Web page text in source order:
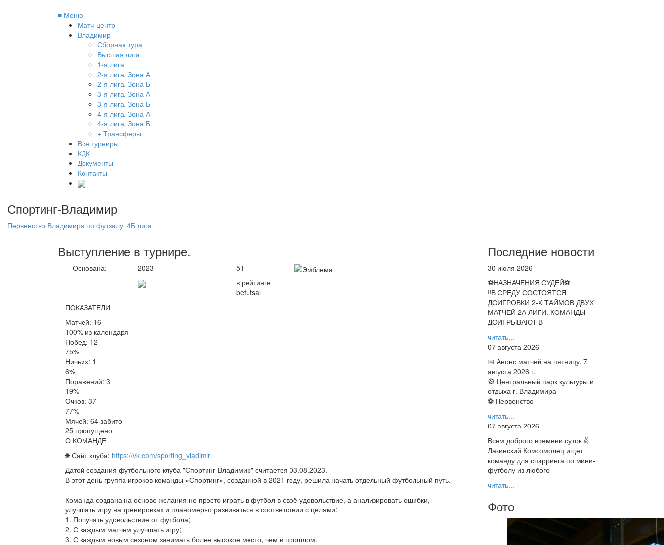
≡ Меню
Матч-центр
Владимир
Сборная тура
Высшая лига
1-я лига
2-я лига. Зона А
2-я лига. Зона Б
3-я лига. Зона А
3-я лига. Зона Б
4-я лига. Зона А
4-я лига. Зона Б
+ Трансферы
Все турниры
КДК
Документы
Контакты
Спортинг-Владимир
Первенство Владимира по футзалу. 4Б лига
Выступление в турнире.
Основана: 2023
51
в рейтинге
befutsal
ПОКАЗАТЕЛИ
Матчей: 16
100% из календаря
Побед: 12
75%
Ничьих: 1
6%
Поражений: 3
19%
Очков: 37
77%
Мячей: 64 забито
25 пропущено
О КОМАНДЕ
🌐 Сайт клуба: https://vk.com/sporting_vladimir
Датой создания футбольного клуба "Спортинг-Владимир" считается 03.08.2023.
В этот день группа игроков команды «Спортинг», созданной в 2021 году, решила начать отдельный футбольный путь.
Команда создана на основе желания не просто играть в футбол в своё удовольствие, а анализировать ошибки,
улучшать игру на тренировках и планомерно развиваться в соответствии с целями:
1. Получать удовольствие от футбола;
2. С каждым матчем улучшать игру;
3. С каждым новым сезоном занимать более высокое место, чем в прошлом.
Последние новости
30 июля 2026
⚽НАЗНАЧЕНИЯ СУДЕЙ⚽
‼В СРЕДУ СОСТОЯТСЯ
ДОИГРОВКИ 2-Х ТАЙМОВ ДВУХ
МАТЧЕЙ 2А ЛИГИ. КОМАНДЫ
ДОИГРЫВАЮТ В
читать...
07 августа 2026
📅 Анонс матчей на пятницу, 7
августа 2026 г.
🎡 Центральный парк культуры и
отдыха г. Владимира
⚽ Первенство
читать...
07 августа 2026
Всем доброго времени суток ✌
Лакинский Комсомолец ищет
команду для спарринга по мини-
футболу из любого
читать...
Фото